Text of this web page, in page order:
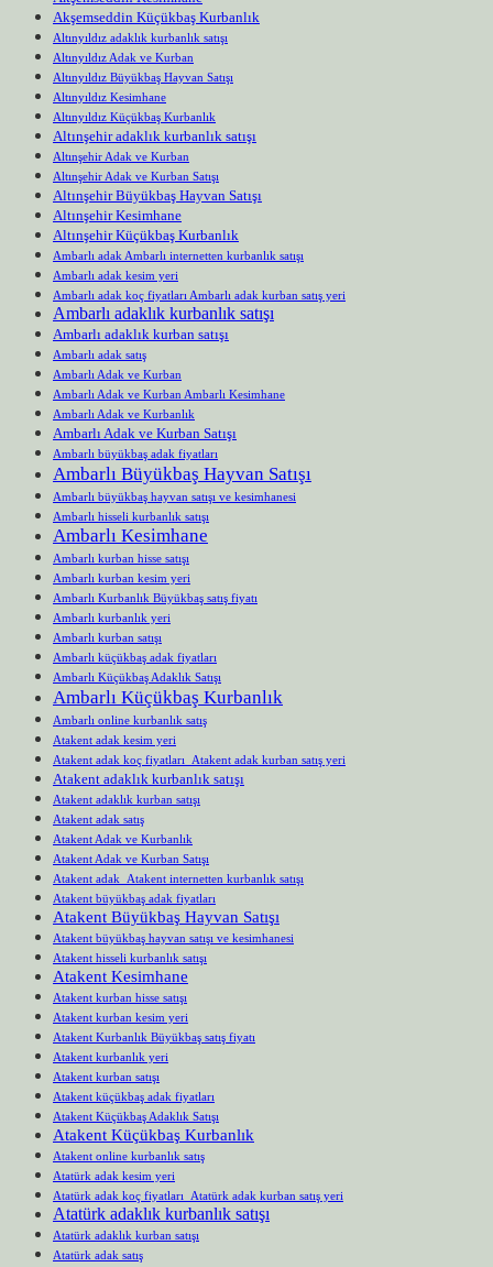
Akşemseddin Küçükbaş Kurbanlık
Altınyıldız adaklık kurbanlık satışı
Altınyıldız Adak ve Kurban
Altınyıldız Büyükbaş Hayvan Satışı
Altınyıldız Kesimhane
Altınyıldız Küçükbaş Kurbanlık
Altınşehir adaklık kurbanlık satışı
Altınşehir Adak ve Kurban
Altınşehir Adak ve Kurban Satışı
Altınşehir Büyükbaş Hayvan Satışı
Altınşehir Kesimhane
Altınşehir Küçükbaş Kurbanlık
Ambarlı adak Ambarlı internetten kurbanlık satışı
Ambarlı adak kesim yeri
Ambarlı adak koç fiyatları Ambarlı adak kurban satış yeri
Ambarlı adaklık kurbanlık satışı
Ambarlı adaklık kurban satışı
Ambarlı adak satış
Ambarlı Adak ve Kurban
Ambarlı Adak ve Kurban Ambarlı Kesimhane
Ambarlı Adak ve Kurbanlık
Ambarlı Adak ve Kurban Satışı
Ambarlı büyükbaş adak fiyatları
Ambarlı Büyükbaş Hayvan Satışı
Ambarlı büyükbaş hayvan satışı ve kesimhanesi
Ambarlı hisseli kurbanlık satışı
Ambarlı Kesimhane
Ambarlı kurban hisse satışı
Ambarlı kurban kesim yeri
Ambarlı Kurbanlık Büyükbaş satış fiyatı
Ambarlı kurbanlık yeri
Ambarlı kurban satışı
Ambarlı küçükbaş adak fiyatları
Ambarlı Küçükbaş Adaklık Satışı
Ambarlı Küçükbaş Kurbanlık
Ambarlı online kurbanlık satış
Atakent adak kesim yeri
Atakent adak koç fiyatları Atakent adak kurban satış yeri
Atakent adaklık kurbanlık satışı
Atakent adaklık kurban satışı
Atakent adak satış
Atakent Adak ve Kurbanlık
Atakent Adak ve Kurban Satışı
Atakent adak Atakent internetten kurbanlık satışı
Atakent büyükbaş adak fiyatları
Atakent Büyükbaş Hayvan Satışı
Atakent büyükbaş hayvan satışı ve kesimhanesi
Atakent hisseli kurbanlık satışı
Atakent Kesimhane
Atakent kurban hisse satışı
Atakent kurban kesim yeri
Atakent Kurbanlık Büyükbaş satış fiyatı
Atakent kurbanlık yeri
Atakent kurban satışı
Atakent küçükbaş adak fiyatları
Atakent Küçükbaş Adaklık Satışı
Atakent Küçükbaş Kurbanlık
Atakent online kurbanlık satış
Atatürk adak kesim yeri
Atatürk adak koç fiyatları Atatürk adak kurban satış yeri
Atatürk adaklık kurbanlık satışı
Atatürk adaklık kurban satışı
Atatürk adak satış